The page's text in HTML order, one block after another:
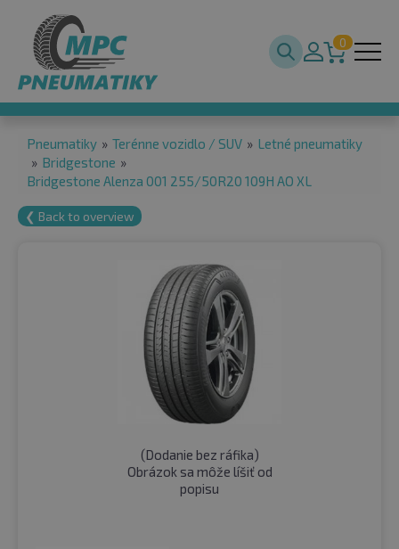
0
Pneumatiky » Terénne vozidlo / SUV » Letné pneumatiky
» Bridgestone »
Bridgestone Alenza 001 255/50R20 109H AO XL
❮ Back to overview
(Dodanie bez ráfika)
Obrázok sa môže líšiť od
popisu